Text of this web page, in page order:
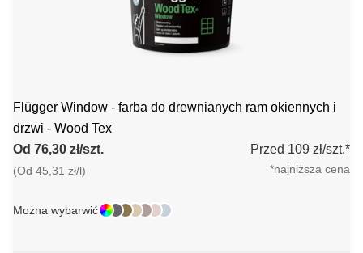
Flügger Window - farba do drewnianych ram okiennych i
drzwi - Wood Tex
Od 76,30 zł/szt.
(Od 45,31 zł/l)
Przed 109 zł/szt.*
*najniższa cena
Można wybarwić